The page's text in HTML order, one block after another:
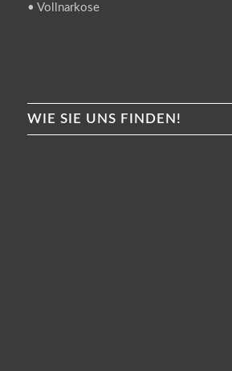
• Vollnarkose
WIE SIE UNS FINDEN!